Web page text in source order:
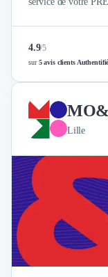
4.9/5
sur5 avis clients
Lille